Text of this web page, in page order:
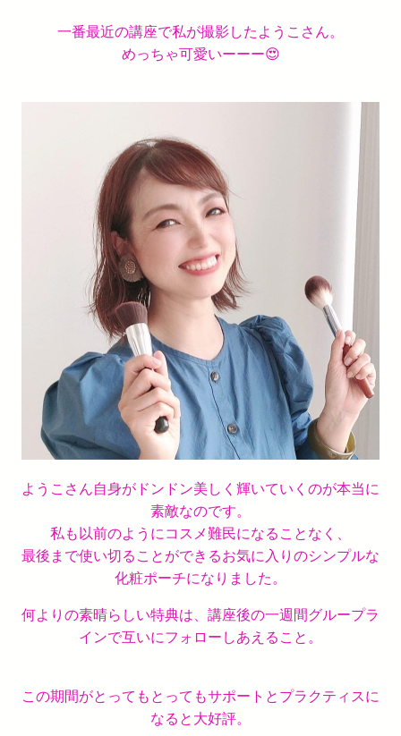
一番最近の講座で私が撮影したようこさん。
めっちゃ可愛いーーー😍
ようこさん自身がドンドン美しく輝いていくのが本当に
素敵なのです。
私も以前のようにコスメ難民になることなく、
最後まで使い切ることができるお気に入りのシンプルな
化粧ポーチになりました。
何よりの素晴らしい特典は、講座後の一週間グループラ
インで互いにフォローしあえること。
この期間がとってもとってもサポートとプラクティスに
なると大好評。